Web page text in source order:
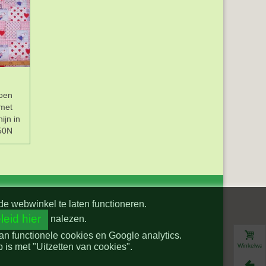
in
webwinkel te laten functioneren.
hier
nalezen.
functionele cookies en Google analytics.
is met "Uitzetten van cookies".